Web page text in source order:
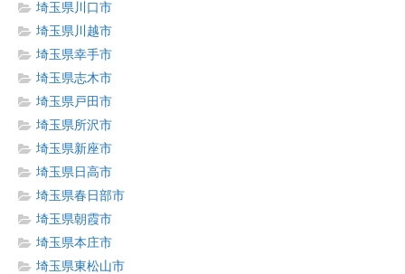
埼玉県川口市
埼玉県川越市
埼玉県幸手市
埼玉県志木市
埼玉県戸田市
埼玉県所沢市
埼玉県新座市
埼玉県日高市
埼玉県春日部市
埼玉県朝霞市
埼玉県本庄市
埼玉県東松山市